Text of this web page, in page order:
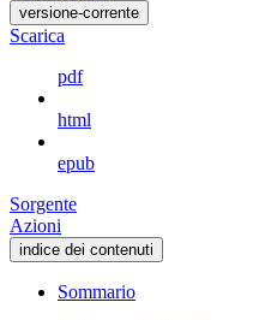
versione-corrente
Scarica
pdf
html
epub
Sorgente
Azioni
indice dei contenuti
Sommario